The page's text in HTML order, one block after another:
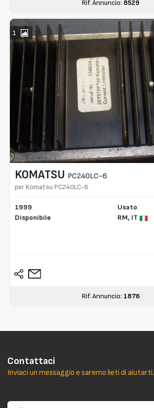
Rif. Annuncio: 8529
1
KOMATSU PC240LC-6
per Komatsu PC240LC-6
1999
Disponibile
Usato
RM, IT
Rif. Annuncio: 1876
Contattaci
Inviaci un messaggio e saremo lieti di aiutarti.